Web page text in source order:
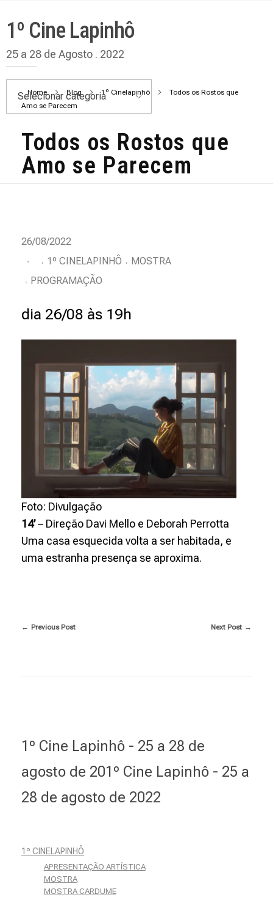
1º Cine Lapinhô
25 a 28 de Agosto . 2022
Home Blog 1º Cinelapinhô
Todos os Rostos que
Amo se Parecem
Todos os Rostos que
Amo se Parecem
T
o
d
o
s
t
o
s
s
e
P
26/08/2022
1º CINELAPINHÔ
MOSTRA
PROGRAMAÇÃO
dia 26/08 às 19h
Foto: Divulgação
14’– Direção Davi Mello e Deborah Perrotta
Uma casa esquecida volta a ser habitada, e
uma estranha presença se aproxima.
Previous Post Next Post
1º Cine Lapinhô - 25 a 28 de
agosto de 201º Cine Lapinhô - 25 a
28 de agosto de 2022
1º CINELAPINHÔ
APRESENTAÇÃO ARTÍSTICA
MOSTRA
MOSTRA CARDUME